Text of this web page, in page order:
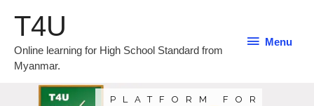
T4U
Online learning for High School Standard from
Myanmar.
Menu
PLATFORM FOR